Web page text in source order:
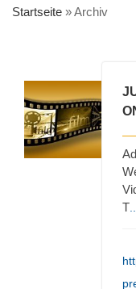
Startseite »Archiv
T